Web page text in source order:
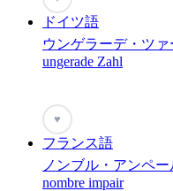
ドイツ語
ウンゲラーデ・ツァ
ungerade Zahl
♥
フランス語
ノンブル・アンペー
nombre impair